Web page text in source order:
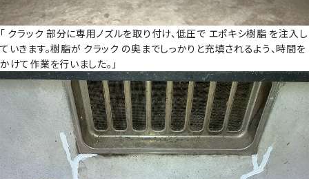
「 クラック 部分に専用ノズルを取り付け、低圧で エポキシ樹脂 を注入し
ていきます。樹脂が クラック の奥までしっかりと充填されるよう、時間を
かけて作業を行いました。」